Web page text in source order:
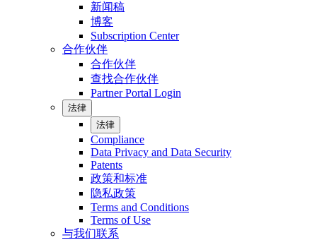
新闻稿
博客
Subscription Center
合作伙伴
合作伙伴
查找合作伙伴
Partner Portal Login
法律
法律
Compliance
Data Privacy and Data Security
Patents
政策和标准
隐私政策
Terms and Conditions
Terms of Use
与我们联系